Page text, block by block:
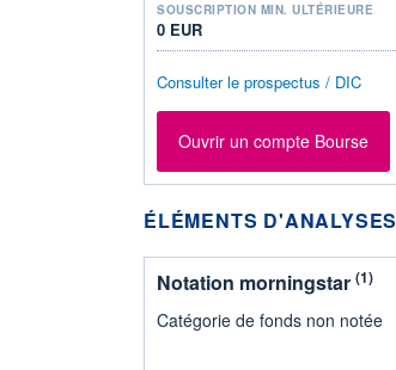
SOUSCRIPTION MIN. ULTÉRIEURE
0 EUR
Consulter le prospectus / DIC
Ouvrir un compte Bourse
ÉLÉMENTS D'ANALYSES
Notation morningstar (1)
Catégorie de fonds non notée